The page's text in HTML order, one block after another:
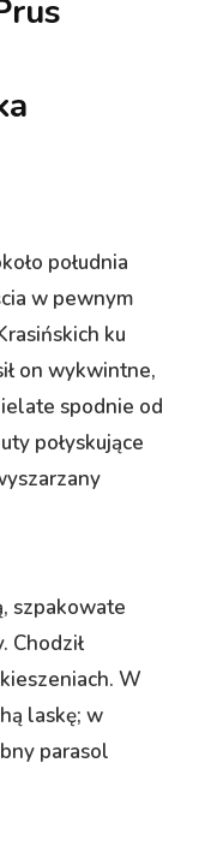
południa
w pewnym
ku
on wykwintne,
spodnie od
połyskujące
szpakowate
Chodził
W
laskę; w
parasol